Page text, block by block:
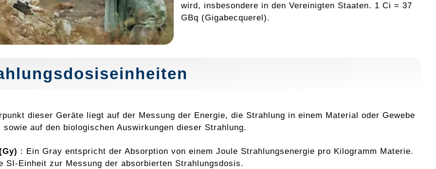
wird, insbesondere in den Vereinigten Staaten. 1 Ci = 37
GBq (Gigabecquerel).
dieser Geräte liegt auf der Messung der Energie, die Strahlung in einem Material oder Gewebe
auf den biologischen Auswirkungen dieser Strahlung.
: Ein Gray entspricht der Absorption von einem Joule Strahlungsenergie pro Kilogramm Materie.
SI-Einheit zur Messung der absorbierten Strahlungsdosis.